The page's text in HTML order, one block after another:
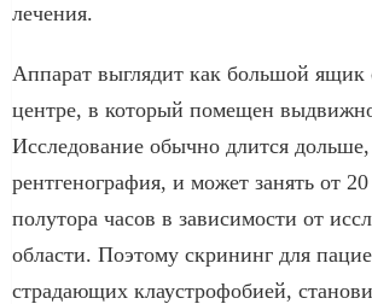
лечения.
Аппарат выглядит как большой ящик
центре, в который помещен
Исследование обычно длится
рентгенография, и может занять от
полутора часов в зависимости от
области. Поэтому скрининг для
страдающих клаустрофобией,